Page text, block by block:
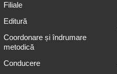
Filiale
Editură
Coordonare și îndrumare
metodică
Conducere